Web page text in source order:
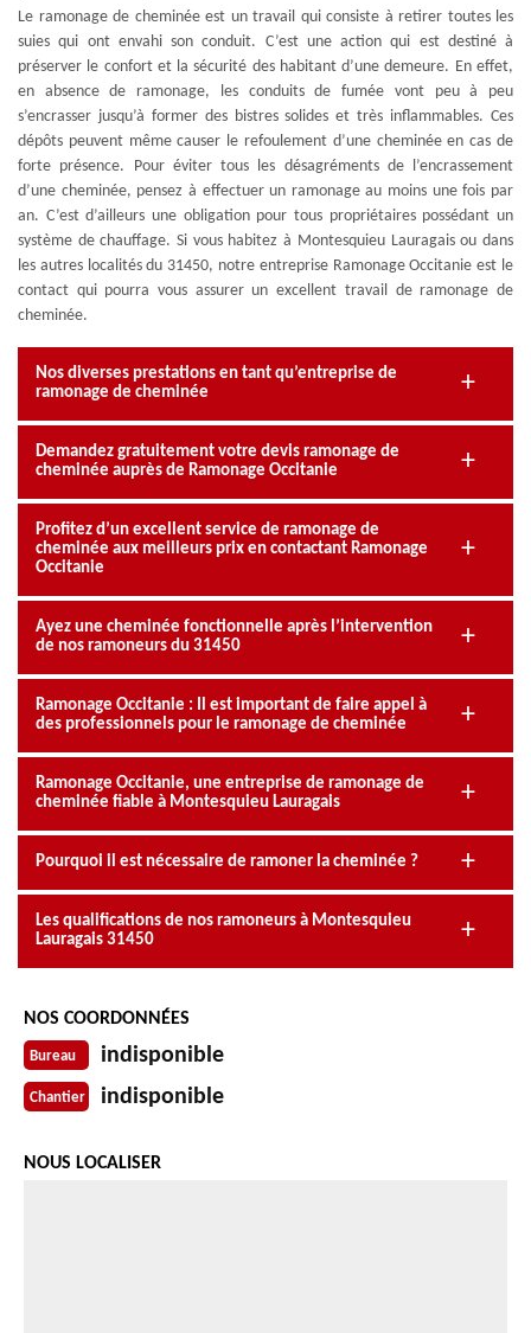
Le ramonage de cheminée est un travail qui consiste à retirer toutes les
suies qui ont envahi son conduit. C’est une action qui est destiné à
préserver le confort et la sécurité des habitant d’une demeure. En effet,
en absence de ramonage, les conduits de fumée vont peu à peu
s’encrasser jusqu’à former des bistres solides et très inflammables. Ces
dépôts peuvent même causer le refoulement d’une cheminée en cas de
forte présence. Pour éviter tous les désagréments de l’encrassement
d’une cheminée, pensez à effectuer un ramonage au moins une fois par
an. C’est d’ailleurs une obligation pour tous propriétaires possédant un
système de chauffage. Si vous habitez à Montesquieu Lauragais ou dans
les autres localités du 31450, notre entreprise Ramonage Occitanie est le
contact qui pourra vous assurer un excellent travail de ramonage de
cheminée.
Nos diverses prestations en tant qu’entreprise de
ramonage de cheminée
Demandez gratuitement votre devis ramonage de
cheminée auprès de Ramonage Occitanie
Profitez d’un excellent service de ramonage de
cheminée aux meilleurs prix en contactant Ramonage
Occitanie
Ayez une cheminée fonctionnelle après l’intervention
de nos ramoneurs du 31450
Ramonage Occitanie : Il est important de faire appel à
des professionnels pour le ramonage de cheminée
Ramonage Occitanie, une entreprise de ramonage de
cheminée fiable à Montesquieu Lauragais
Pourquoi il est nécessaire de ramoner la cheminée ?
Les qualifications de nos ramoneurs à Montesquieu
Lauragais 31450
NOS COORDONNÉES
Bureau indisponible
Chantier indisponible
NOUS LOCALISER